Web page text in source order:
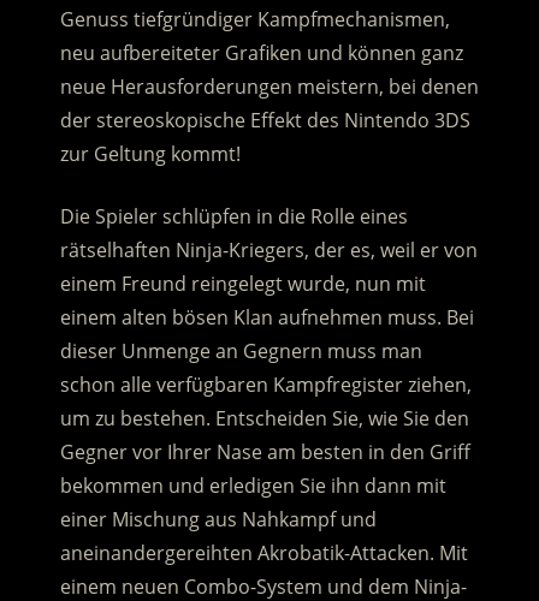
Genuss tiefgründiger Kampfmechanismen,
neu aufbereiteter Grafiken und können ganz
neue Herausforderungen meistern, bei denen
der stereoskopische Effekt des Nintendo 3DS
zur Geltung kommt!
Die Spieler schlüpfen in die Rolle eines
rätselhaften Ninja-Kriegers, der es, weil er von
einem Freund reingelegt wurde, nun mit
einem alten bösen Klan aufnehmen muss. Bei
dieser Unmenge an Gegnern muss man
schon alle verfügbaren Kampfregister ziehen,
um zu bestehen. Entscheiden Sie, wie Sie den
Gegner vor Ihrer Nase am besten in den Griff
bekommen und erledigen Sie ihn dann mit
einer Mischung aus Nahkampf und
aneinandergereihten Akrobatik-Attacken. Mit
einem neuen Combo-System und dem Ninja-